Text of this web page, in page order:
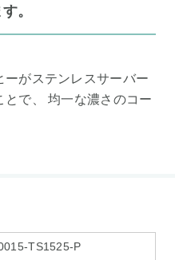
。
ーがステンレスサーバー
で、 均一な濃さのコー
TS1525-P